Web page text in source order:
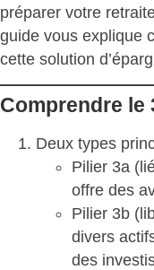
préparer votre
guide vous explique
cette solution
Comprendre le
Deux types
Pilier 3a
offre des
Pilier 3b
divers
des